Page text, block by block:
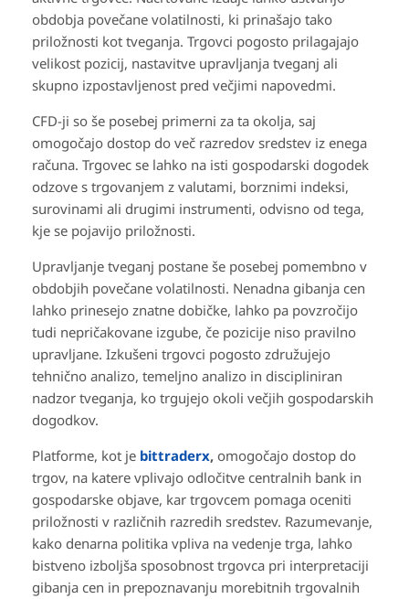
obdobja povečane volatilnosti, ki prinašajo tako
priložnosti kot tveganja. Trgovci pogosto prilagajajo
velikost pozicij, nastavitve upravljanja tveganj ali
skupno izpostavljenost pred večjimi napovedmi.
CFD-ji so še posebej primerni za ta okolja, saj
omogočajo dostop do več razredov sredstev iz enega
računa. Trgovec se lahko na isti gospodarski dogodek
odzove s trgovanjem z valutami, borznimi indeksi,
surovinami ali drugimi instrumenti, odvisno od tega,
kje se pojavijo priložnosti.
Upravljanje tveganj postane še posebej pomembno v
obdobjih povečane volatilnosti. Nenadna gibanja cen
lahko prinesejo znatne dobičke, lahko pa povzročijo
tudi nepričakovane izgube, če pozicije niso pravilno
upravljane. Izkušeni trgovci pogosto združujejo
tehnično analizo, temeljno analizo in discipliniran
nadzor tveganja, ko trgujejo okoli večjih gospodarskih
dogodkov.
Platforme, kot je bittraderx, omogočajo dostop do
trgov, na katere vplivajo odločitve centralnih bank in
gospodarske objave, kar trgovcem pomaga oceniti
priložnosti v različnih razredih sredstev. Razumevanje,
kako denarna politika vpliva na vedenje trga, lahko
bistveno izboljša sposobnost trgovca pri interpretaciji
gibanja cen in prepoznavanju morebitnih trgovalnih